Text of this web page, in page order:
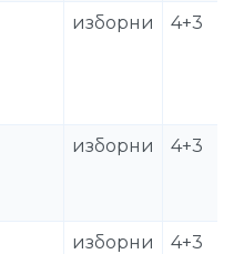
изборни 4+3
изборни 4+3
изборни 4+3